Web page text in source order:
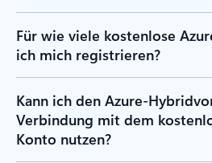
Für wie viele kostenlose
ich mich registrieren?
Kann ich den Azure-
Verbindung mit dem
Konto nutzen?